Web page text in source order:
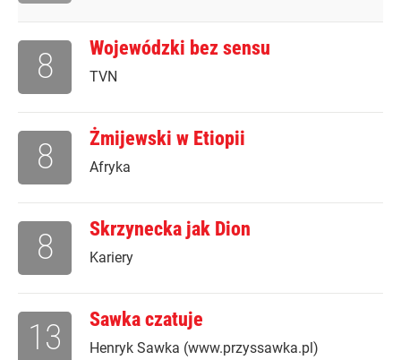
Wojewódzki bez sensu
TVN
8
Żmijewski w Etiopii
Afryka
8
Skrzynecka jak Dion
Kariery
8
Sawka czatuje
Henryk Sawka (www.przyssawka.pl)
13